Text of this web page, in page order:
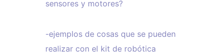
sensores y motores?
-ejemplos de cosas que se pueden
realizar con el kit de robótica